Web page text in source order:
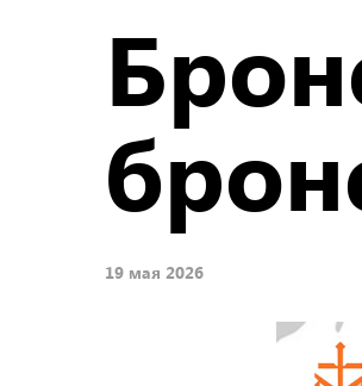
19 мая 2026